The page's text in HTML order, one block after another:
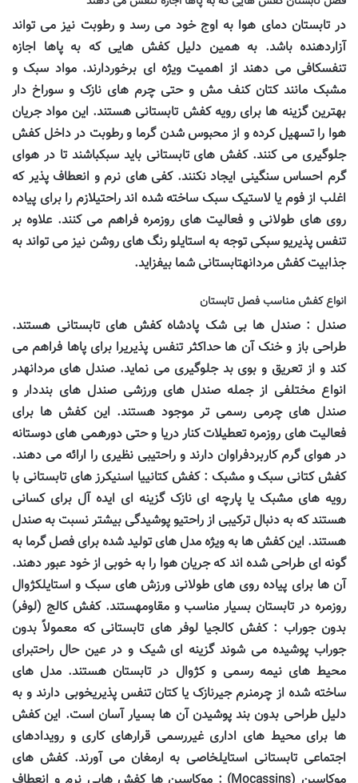
در تابستان دمای هوا به اوج خود می رسد و رطوبت نیز می تواند
آزاردهنده باشد. به همین دلیل کفش هایی که به پاها اجازه
تنفسکافی می دهند از اهمیت ویژه ای برخوردارند. مواد سبک و
مشبک مانند کتان کنف مش و حتی چرم های نازک و سوراخ دار
بهترین گزینه ها برای رویه کفش تابستانی هستند. این مواد جریان
هوا را تسهیل کرده و از محبوس شدن گرما و رطوبت در داخل کفش
جلوگیری می کنند. کفش های تابستانی باید سبکباشند تا در هوای
گرم احساس سنگینی ایجاد نکنند. کفی های نرم و انعطاف پذیر که
اغلب از فوم یا لاستیک سبک ساخته شده اند راحتیلازم را برای پیاده
روی های طولانی و فعالیت های روزمره فراهم می کنند. علاوه بر
تنفس پذیریو سبکی توجه به استایلو رنگ های روشن نیز می تواند به
جذابیت کفش مردانهتابستانی شما بیفزاید.
انواع کفش مناسب فصل تابستان
صندل : صندل ها بی شک پادشاه کفش های تابستانی هستند.
طراحی باز و خنک آن ها حداکثر تنفس پذیریرا برای پاها فراهم می
کند و از تعریق و بوی بد جلوگیری می نماید. صندل های مردانهدر
انواع مختلفی از جمله صندل های ورزشی صندل های بنددار و
صندل های چرمی رسمی تر موجود هستند. این کفش ها برای
فعالیت های روزمره تعطیلات کنار دریا و حتی دورهمی های دوستانه
در هوای گرم کاربردفراوان دارند و راحتیبی نظیری را ارائه می دهند.
کفش کتانی سبک و مشبک : کفش کتانییا اسنیکرز های تابستانی با
رویه های مشبک یا پارچه ای نازک گزینه ای ایده آل برای کسانی
هستند که به دنبال ترکیبی از راحتیو پوشیدگی بیشتر نسبت به صندل
هستند. این کفش ها به ویژه مدل های تولید شده برای فصل گرما به
گونه ای طراحی شده اند که جریان هوا را به خوبی از خود عبور دهند.
آن ها برای پیاده روی های طولانی ورزش های سبک و استایلکژوال
روزمره در تابستان بسیار مناسب و مقاومهستند. کفش کالج (لوفر)
بدون جوراب : کفش کالجیا لوفر های تابستانی که معمولاً بدون
جوراب پوشیده می شوند گزینه ای شیک و در عین حال راحتبرای
محیط های نیمه رسمی و کژوال در تابستان هستند. مدل های
ساخته شده از چرمنرم جیرنازک یا کتان تنفس پذیریخوبی دارند و به
دلیل طراحی بدون بند پوشیدن آن ها بسیار آسان است. این کفش
ها برای محیط های اداری غیررسمی قرارهای کاری و رویدادهای
اجتماعی تابستانی استایلخاصی به ارمغان می آورند. کفش های